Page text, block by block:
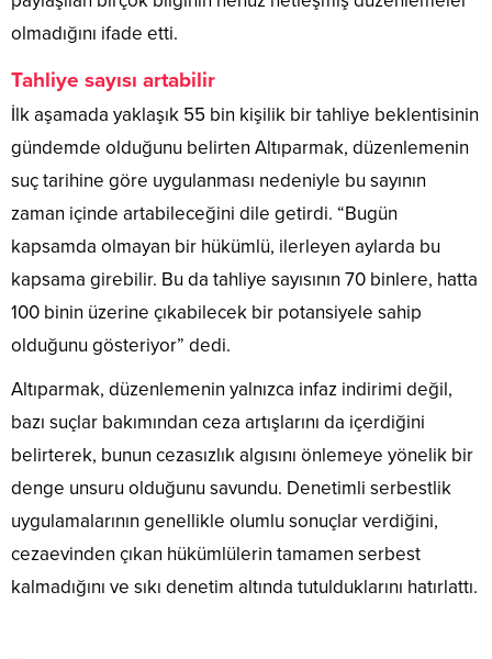
olmadığını ifade etti.
Tahliye sayısı artabilir
İlk aşamada yaklaşık 55 bin kişilik bir tahliye beklentisinin
gündemde olduğunu belirten Altıparmak, düzenlemenin
suç tarihine göre uygulanması nedeniyle bu sayının
zaman içinde artabileceğini dile getirdi. “Bugün
kapsamda olmayan bir hükümlü, ilerleyen aylarda bu
kapsama girebilir. Bu da tahliye sayısının 70 binlere, hatta
100 binin üzerine çıkabilecek bir potansiyele sahip
olduğunu gösteriyor” dedi.
Altıparmak, düzenlemenin yalnızca infaz indirimi değil,
bazı suçlar bakımından ceza artışlarını da içerdiğini
belirterek, bunun cezasızlık algısını önlemeye yönelik bir
denge unsuru olduğunu savundu. Denetimli serbestlik
uygulamalarının genellikle olumlu sonuçlar verdiğini,
cezaevinden çıkan hükümlülerin tamamen serbest
kalmadığını ve sıkı denetim altında tutulduklarını hatırlattı.